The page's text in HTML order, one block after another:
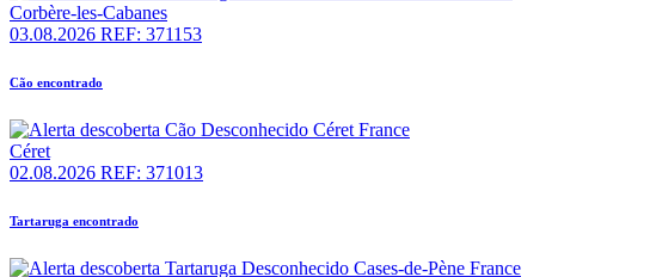
Corbère-les-Cabanes
03.08.2026 REF: 371153
Cão encontrado
Céret
02.08.2026 REF: 371013
Tartaruga encontrado